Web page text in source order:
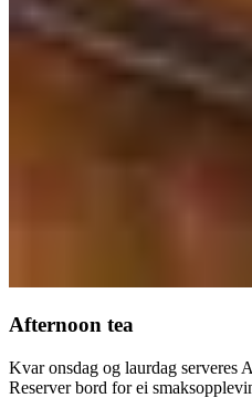
Afternoon tea
Kvar onsdag og laurdag serveres
Reserver bord for ei